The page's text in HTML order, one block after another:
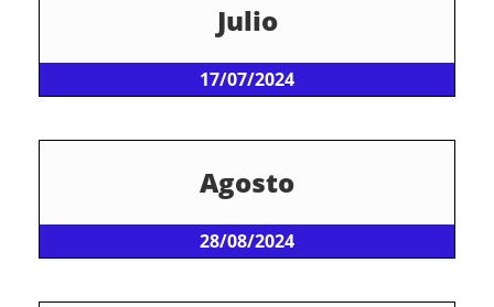
Julio
17/07/2024
Agosto
28/08/2024